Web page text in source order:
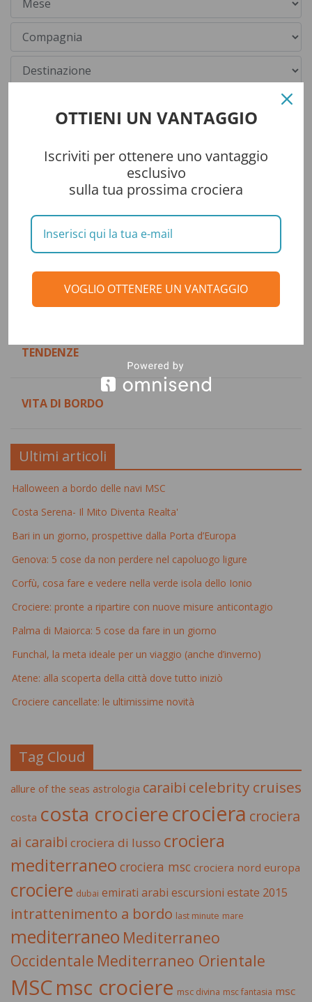
Categorie
CONSIGLI DI VIAGGIO
DESTINAZIONI
TENDENZE
VITA DI BORDO
Ultimi articoli
Halloween a bordo delle navi MSC
Costa Serena- Il Mito Diventa Realta'
Bari in un giorno, prospettive dalla Porta d’Europa
Genova: 5 cose da non perdere nel capoluogo ligure
Corfù, cosa fare e vedere nella verde isola dello Ionio
Crociere: pronte a ripartire con nuove misure anticontagio
Palma di Maiorca: 5 cose da fare in un giorno
Funchal, la meta ideale per un viaggio (anche d’inverno)
Atene: alla scoperta della città dove tutto iniziò
Crociere cancellate: le ultimissime novità
Tag Cloud
allure of the seas astrologia caraibi celebrity cruises
costa costa crocierecrociera crociera
ai caraibi crociera di lusso crociera
mediterraneo crociera msc crociera nord europa
crociere dubai emirati arabi escursioni estate 2015
intrattenimento a bordo last minute mare
mediterraneo Mediterraneo
Occidentale Mediterraneo Orientale
MSCmsc crociere msc divina msc fantasia msc
OTTIENI UN VANTAGGIO
Iscriviti per ottenere uno vantaggio
esclusivo
sulla tua prossima crociera
VOGLIO OTTENERE UN VANTAGGIO